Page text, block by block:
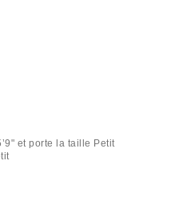
et porte la taille Petit